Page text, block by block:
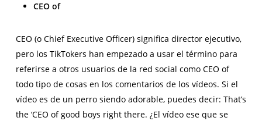
CEO of
CEO (o Chief Executive Officer) significa director ejecutivo,
pero los TikTokers han empezado a usar el término para
referirse a otros usuarios de la red social como CEO of
todo tipo de cosas en los comentarios de los vídeos. Si el
vídeo es de un perro siendo adorable, puedes decir: That’s
the ‘CEO of good boys right there. ¿El vídeo ese que se